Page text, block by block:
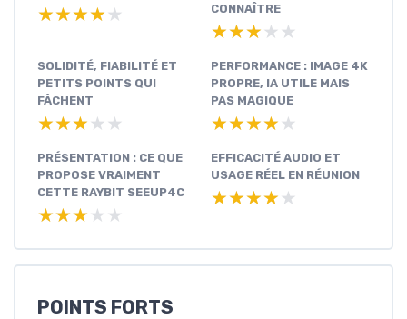
★★★★★
★★★★★
CONNAÎTRE
★★★★★
★★★★★
SOLIDITÉ, FIABILITÉ ET
PETITS POINTS QUI
FÂCHENT
★★★★★
★★★★★
PERFORMANCE : IMAGE 4K
PROPRE, IA UTILE MAIS
PAS MAGIQUE
★★★★★
★★★★★
PRÉSENTATION : CE QUE
PROPOSE VRAIMENT
CETTE RAYBIT SEEUP4C
★★★★★
★★★★★
EFFICACITÉ AUDIO ET
USAGE RÉEL EN RÉUNION
★★★★★
★★★★★
POINTS FORTS